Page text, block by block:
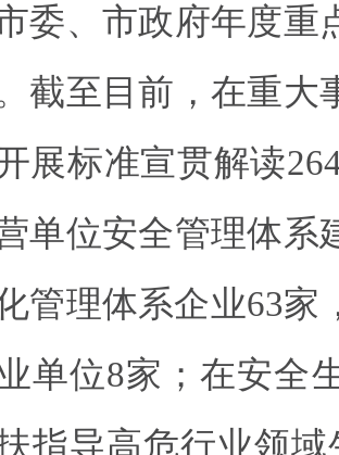
委、市政府年度重
截至目前，在重大
展标准宣贯解读
单位安全管理体系
管理体系企业63
单位8家；在安全
指导高危行业领域